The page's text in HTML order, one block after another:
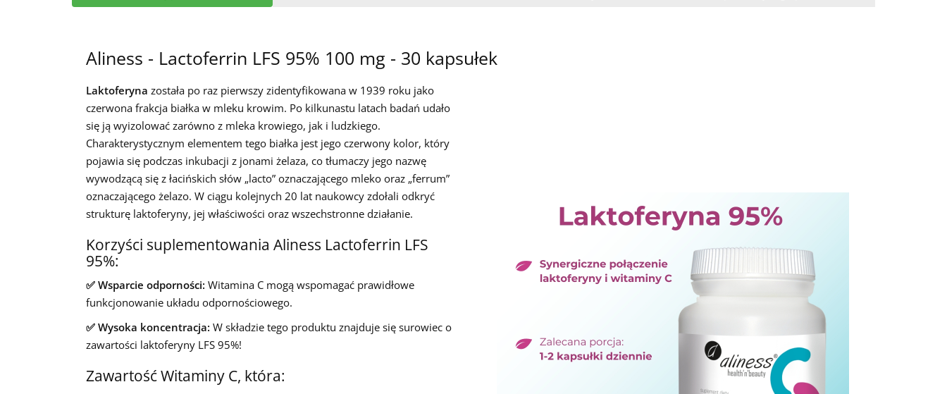
Aliness - Lactoferrin LFS 95% 100 mg - 30 kapsułek
Laktoferyna została po raz pierwszy zidentyfikowana w 1939 roku jako
czerwona frakcja białka w mleku krowim. Po kilkunastu latach badań udało
się ją wyizolować zarówno z mleka krowiego, jak i ludzkiego.
Charakterystycznym elementem tego białka jest jego czerwony kolor, który
pojawia się podczas inkubacji z jonami żelaza, co tłumaczy jego nazwę
wywodzącą się z łacińskich słów „lacto” oznaczającego mleko oraz „ferrum”
oznaczającego żelazo. W ciągu kolejnych 20 lat naukowcy zdołali odkryć
strukturę laktoferyny, jej właściwości oraz wszechstronne działanie.
Korzyści suplementowania Aliness Lactoferrin LFS
95%:
✅ Wsparcie odporności: Witamina C mogą wspomagać prawidłowe
funkcjonowanie układu odpornościowego.
✅ Wysoka koncentracja: W składzie tego produktu znajduje się surowiec o
zawartości laktoferyny LFS 95%!
Zawartość Witaminy C, która: